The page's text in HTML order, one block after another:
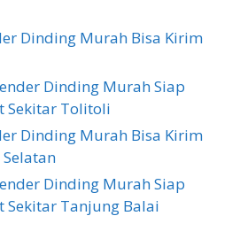
Dinding Murah Bisa Kirim
Dinding Murah Siap
Sekitar Tolitoli
Dinding Murah Bisa Kirim
Selatan
Dinding Murah Siap
Sekitar Tanjung Balai